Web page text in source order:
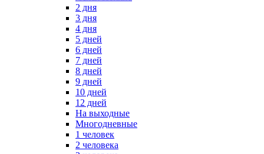
2 дня
3 дня
4 дня
5 дней
6 дней
7 дней
8 дней
9 дней
10 дней
12 дней
На выходные
Многодневные
1 человек
2 человека